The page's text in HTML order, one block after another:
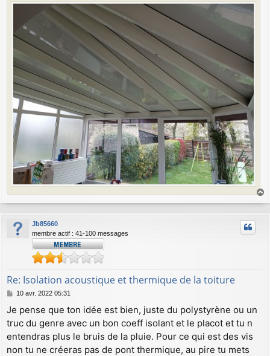
a
u
Jb85660
membre actif : 41-100 messages
Re: Isolation acoustique et thermique de la toiture
M
s
s
g
e
10 avr. 2022 05:31
Je pense que ton idée est bien, juste du polystyrène ou un
truc du genre avec un bon coeff isolant et le placot et tu n
entendras plus le bruis de la pluie. Pour ce qui est des vis
non tu ne créeras pas de pont thermique, au pire tu mets